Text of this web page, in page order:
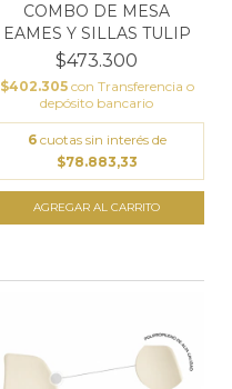
COMBO DE MESA
EAMES Y SILLAS TULIP
$473.300
$402.305 con Transferencia o
depósito bancario
6 cuotas sin interés de
$78.883,33